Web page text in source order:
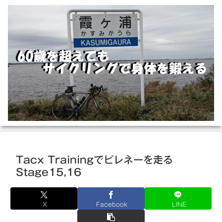
Tacx Trainingでピレネーを走る
Stage15,16
X Facebook LINE